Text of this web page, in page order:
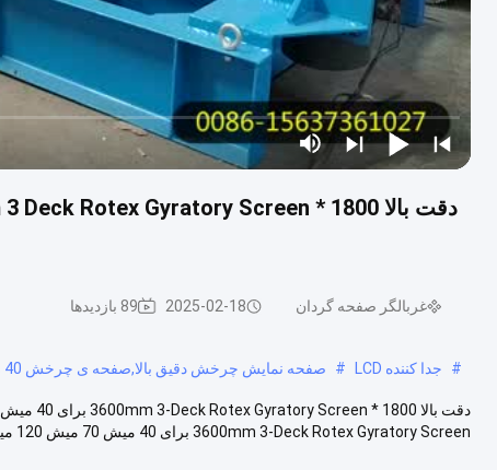
غربالگر صفحه گردان 2025-02-18 89 بازدیدها
# جدا کننده LCD # صفحه نمایش چرخش دقیق بالا,صفحه ی چرخش 40 میش,صفحه ی چرخش 120 میش
3600mm 3-Deck Rotex Gyratory Screen برای 40 میش 70 میش 120 میش طبقه بندی ماس...